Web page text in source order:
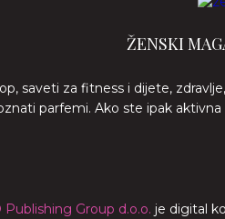
ŽENSKI
saveti za fitness i dijete,
parfemi. Ako ste ipak
Publishing Group d.o.o. je digital